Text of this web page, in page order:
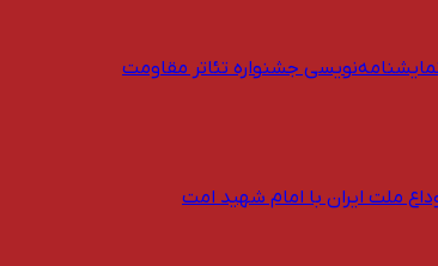
جشنواره تئاتر مقاومت
ملت ایران با امام شهید امت